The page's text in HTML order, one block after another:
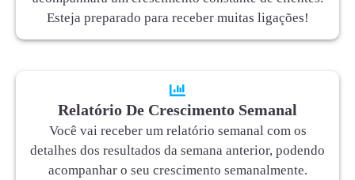
Esteja preparado para receber muitas ligações!
Relatório De Crescimento Semanal
Você vai receber um relatório semanal com os
detalhes dos resultados da semana anterior, podendo
acompanhar o seu crescimento semanalmente.